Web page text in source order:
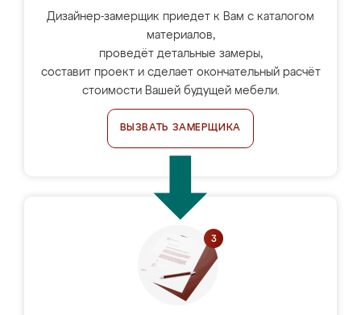
Дизайнер-замерщик приедет к Вам с каталогом
материалов,
проведёт детальные замеры,
составит проект и сделает окончательный расчёт
стоимости Вашей будущей мебели.
ВЫЗВАТЬ ЗАМЕРЩИКА